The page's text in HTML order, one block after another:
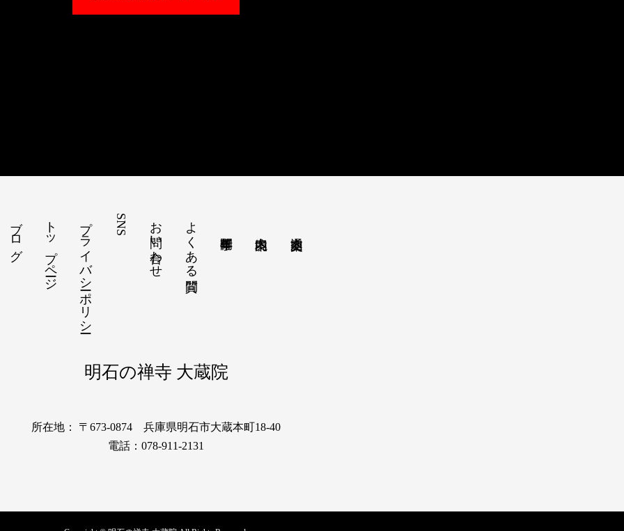
よくある質問
お問い合わせ
SNS
プライバシーポリシー
トップページ
ブログ
明石の禅寺 大蔵院
所在地： 〒673-0874 兵庫県明石市大蔵本町18-40
電話：078-911-2131